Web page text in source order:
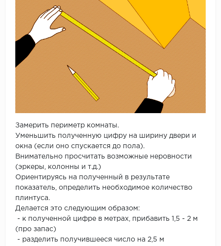
Замерить периметр комнаты.
Уменьшить полученную цифру на ширину двери и
окна (если оно спускается до пола).
Внимательно просчитать возможные неровности
(эркеры, колонны и т.д.)
Ориентируясь на полученный в результате
показатель, определить необходимое количество
плинтуса.
Делается это следующим образом:
- к полученной цифре в метрах, прибавить 1,5 - 2 м
(про запас)
- разделить получившееся число на 2,5 м